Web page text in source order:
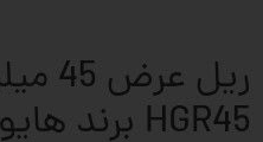
ریل
HGR45 برند هایوین (HIWIN)